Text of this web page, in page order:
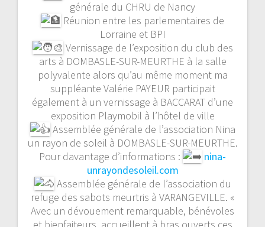
générale du CHRU de Nancy
Réunion entre les parlementaires de
Lorraine et BPI
Vernissage de l’exposition du club des
arts à DOMBASLE-SUR-MEURTHE à la salle
polyvalente alors qu’au même moment ma
suppléante Valérie PAYEUR participait
également à un vernissage à BACCARAT d’une
exposition Playmobil à l’hôtel de ville
Assemblée générale de l’association Nina
un rayon de soleil à DOMBASLE-SUR-MEURTHE.
Pour davantage d’informations :
nina-
unrayondesoleil.com
Assemblée générale de l’association du
refuge des sabots meurtris à VARANGEVILLE. «
Avec un dévouement remarquable, bénévoles
et bienfaiteurs, accueillent à bras ouverts ces